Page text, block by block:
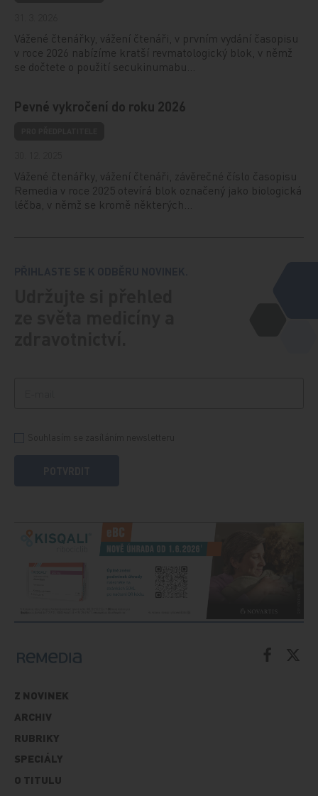
Vážené čtenářky, vážení čtenáři, v prvním vydání časopisu
v roce 2026 nabízíme kratší revmatologický blok, v němž
se dočtete o použití secukinumabu…
Pevné vykročení do roku 2026
Vážené čtenářky, vážení čtenáři, závěrečné číslo časopisu
Remedia v roce 2025 otevírá blok označený jako biologická
léčba, v němž se kromě některých…
Z NOVINEK
ARCHIV
RUBRIKY
SPECIÁLY
O TITULU